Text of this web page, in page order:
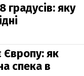
градусів: яку
як
спека в